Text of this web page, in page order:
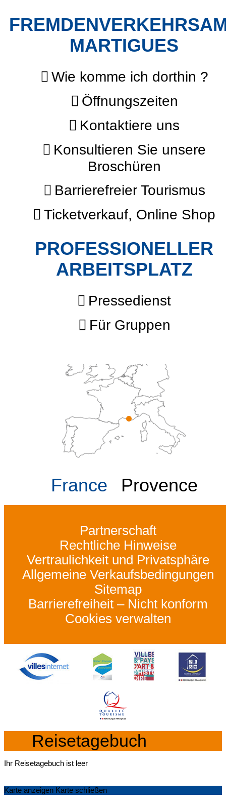
MARTIGUES
Wie komme ich dorthin ?
Öffnungszeiten
Kontaktiere uns
Konsultieren Sie unsere
Broschüren
Barrierefreier Tourismus
Ticketverkauf, Online Shop
PROFESSIONELLER
ARBEITSPLATZ
Pressedienst
Für Gruppen
France Provence
Partnerschaft
Rechtliche Hinweise
Vertraulichkeit und Privatsphäre
Allgemeine Verkaufsbedingungen
Sitemap
Barrierefreiheit – Nicht konform
Cookies verwalten
Reisetagebuch
Ihr Reisetagebuch ist leer
Karte anzeigen Karte schließen